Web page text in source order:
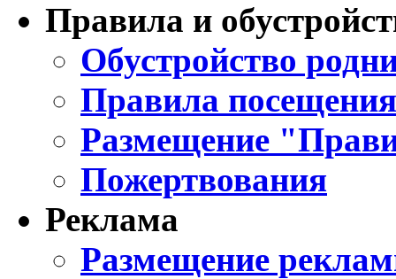
Правила и
Обустройство
Правила
Размещение
Пожертвования
Реклама
Размещение